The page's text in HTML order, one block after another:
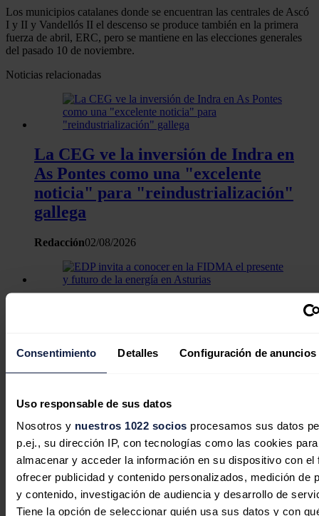
Consentimiento Detalles Configuración de anuncios
Uso responsable de sus datos
Nosotros y nuestros 1022 socios procesamos sus datos
p.ej., su dirección IP, con tecnologías como las cookies para
almacenar y acceder la información en su dispositivo con el
ofrecer publicidad y contenido personalizados, medición de
y contenido, investigación de audiencia y desarrollo de
Tiene la opción de seleccionar quién usa sus datos y con
Los municipios catalanes donde se encuentran las centrales de Ascó
I y II y Vandellós II el descenso se produce también en la primera
fuerza de abril, ERC, pero se mantiene en las elecciones generales
del pasado 10 de noviembre.
Noticias relacionadas
La CEG ve la inversión de Indra en
As Pontes como una "excelente
noticia" para "reindustrialización"
gallega
Redacción02/08/2026
EDP invita a conocer en la FIDMA el
Asturias
El almacenamiento energético entra
en la primera división de la industria
eléctrica